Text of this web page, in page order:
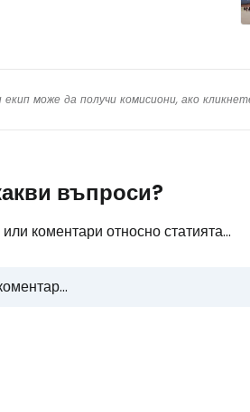
може да получи комисиони, ако
въпроси?
коментари относно статията...